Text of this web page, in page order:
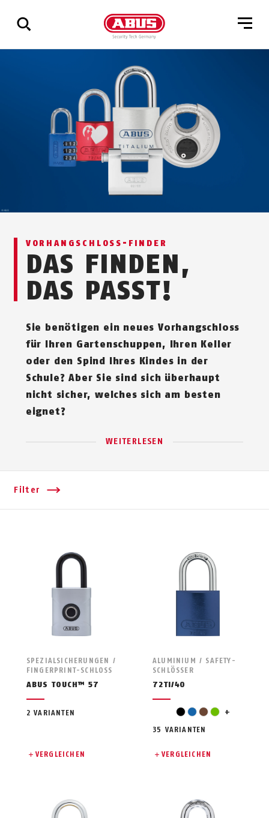
VOR­HANG­SCHLOSS-FINDER
DAS FINDEN,
DAS PASST!
Sie benötigen ein neues Vor­hang­schloss
für Ihren Gartenschuppen, Ihren Keller
oder den Spind Ihres Kindes in der
Schule? Aber Sie sind sich überhaupt
nicht sicher, welches sich am besten
eignet?
WEITERLESEN
Filter
SPEZIALSICHERUNGEN /
FINGERPRINT-SCHLOSS
ABUS TOUCH™ 57
2 VARIANTEN
VERGLEICHEN
ALUMINIUM / SAFETY-
SCHLÖSSER
72TI/40
black
bluebrown
green
orange +
35 VARIANTEN
VERGLEICHEN